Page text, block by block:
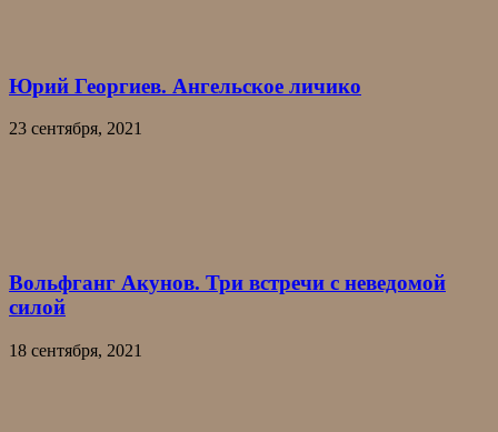
Юрий Георгиев. Ангельское личико
23 сентября, 2021
Вольфганг Акунов. Три встречи с неведомой
силой
18 сентября, 2021